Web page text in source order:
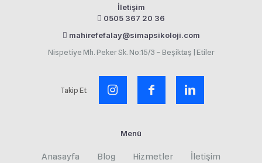
İletişim
0505 367 20 36
mahirefefalay@simapsikoloji.com
Nispetiye Mh. Peker Sk. No:15/3 – Beşiktaş | Etiler
Takip Et
Menü
Anasayfa Blog Hizmetler İletişim